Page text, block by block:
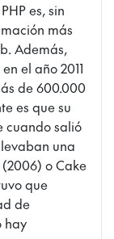
es, sin
más
Además,
el año 2011
de 600.000
es que su
cuando salió
una
o Cake
que
de
hay